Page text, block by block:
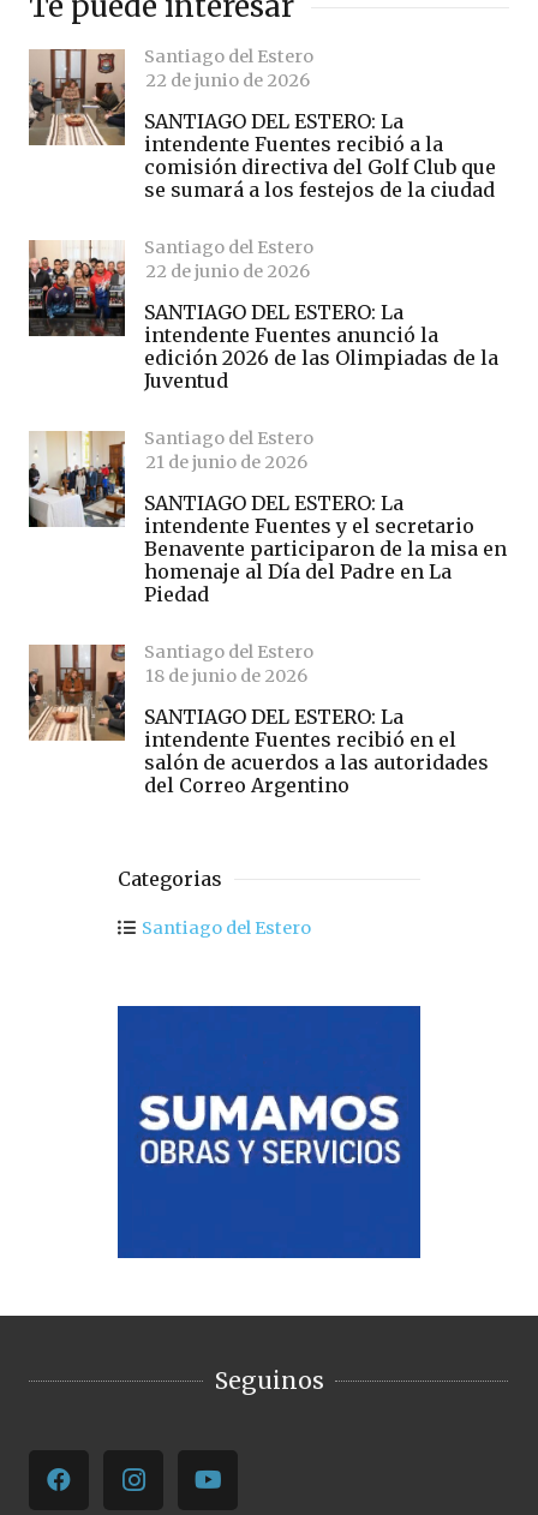
Santiago del Estero
22 de junio de 2026
SANTIAGO DEL ESTERO: La
intendente Fuentes recibió a la
comisión directiva del Golf Club que
se sumará a los festejos de la ciudad
Santiago del Estero
22 de junio de 2026
SANTIAGO DEL ESTERO: La
intendente Fuentes anunció la
edición 2026 de las Olimpiadas de la
Juventud
Santiago del Estero
21 de junio de 2026
SANTIAGO DEL ESTERO: La
intendente Fuentes y el secretario
Benavente participaron de la misa en
homenaje al Día del Padre en La
Piedad
Santiago del Estero
18 de junio de 2026
SANTIAGO DEL ESTERO: La
intendente Fuentes recibió en el
salón de acuerdos a las autoridades
del Correo Argentino
Categorias
Santiago del Estero
Seguinos